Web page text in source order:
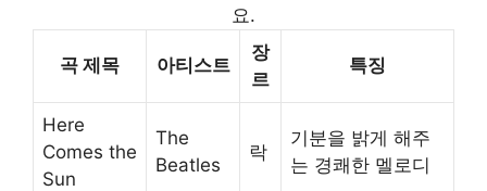
요.
곡 제목 아티스트
장
르
특징
Here
Comes the
Sun
The
Beatles
락
기분을 밝게 해주
는 경쾌한 멜로디